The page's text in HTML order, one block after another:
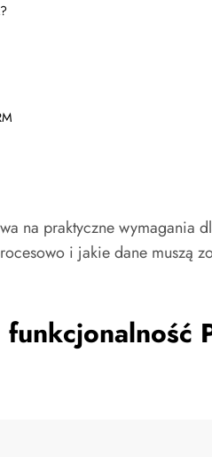
na praktyczne wymagania
i jakie dane muszą